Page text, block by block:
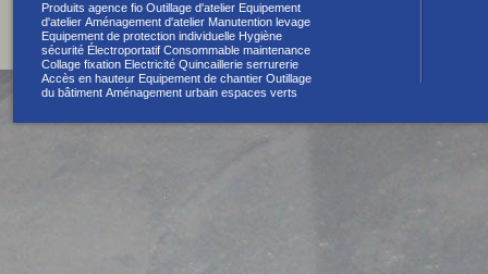
Produits agence fio Outillage d'atelier Equipement
d'atelier Aménagement d'atelier Manutention levage
Equipement de protection individuelle Hygiène
sécurité Électroportatif Consommable maintenance
Collage fixation Electricité Quincaillerie serrurerie
Accès en hauteur Equipement de chantier Outillage
du bâtiment Aménagement urbain espaces verts